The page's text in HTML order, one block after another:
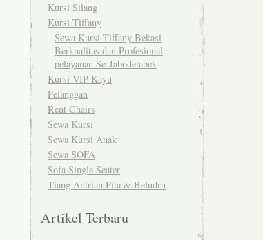
Kursi Silang
Kursi Tiffany
Sewa Kursi Tiffany Bekasi
Berkualitas dan Profesional
pelayanan Se-Jabodetabek
Kursi VIP Kayu
Pelanggan
Rent Chairs
Sewa Kursi
Sewa Kursi Anak
Sewa SOFA
Sofa Single Seater
Tiang Antrian Pita & Beludru
Artikel Terbaru